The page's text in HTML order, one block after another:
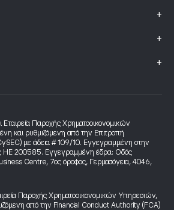
+
+
+
Εταιρεία Παροχής Χρηματοοικονομικών
και ρυθμιζόμενη από την Επιτροπή
με άδεια # 109/10. Εγγεγραμμένη στην
HE 200585. Εγγεγραμμένη έδρα: Οδός
Centre, 7ος όροφος, Γερμασόγεια, 4046,
Παροχής Χρηματοοικονομικών Υπηρεσιών,
από την Financial Conduct Authority (FCA)